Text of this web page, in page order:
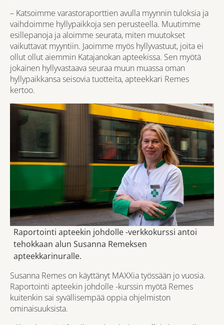
– Katsoimme varastoraporttien avulla myynnin tuloksia ja
vaihdoimme hyllypaikkoja sen perusteella. Muutimme
esillepanoja ja aloimme seurata, miten muutokset
vaikuttavat myyntiin. Jaoimme myös hyllyvastuut, joita ei
ollut ollut aiemmin Katajanokan apteekissa. Sen myötä
jokainen hyllyvastaava seuraa muun muassa oman
hyllypaikkansa seisovia tuotteita, apteekkari Remes
kertoo.
Raportointi apteekin johdolle -verkkokurssi antoi
tehokkaan alun Susanna Remeksen
apteekkarinuralle.
Susanna Remes on käyttänyt MAXXia työssään jo vuosia.
Raportointi apteekin johdolle -kurssin myötä Remes
kuitenkin sai syvällisempää oppia ohjelmiston
ominaisuuksista.